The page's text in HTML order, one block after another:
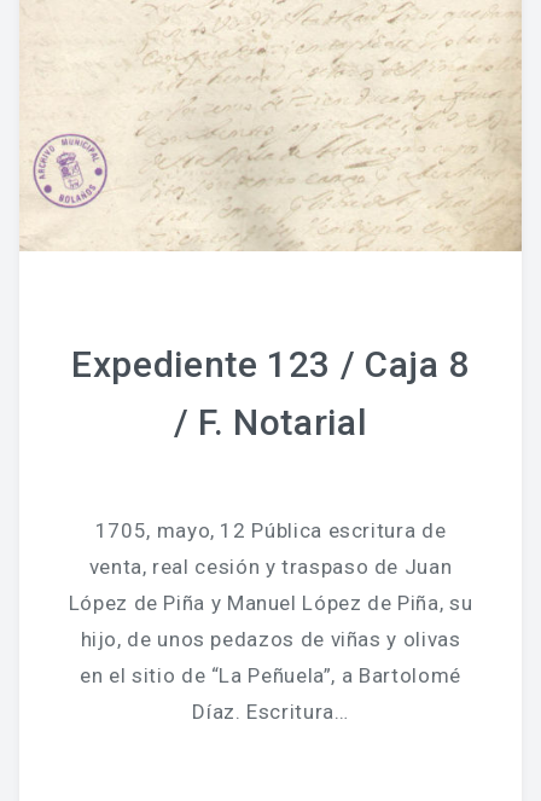
Expediente 123 / Caja 8
/ F. Notarial
1705, mayo, 12 Pública escritura de
venta, real cesión y traspaso de Juan
López de Piña y Manuel López de Piña, su
hijo, de unos pedazos de viñas y olivas
en el sitio de “La Peñuela”, a Bartolomé
Díaz. Escritura…